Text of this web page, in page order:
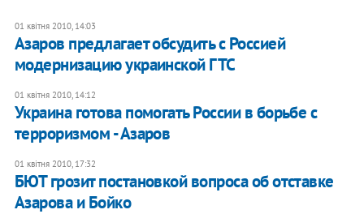
01 квітня 2010, 14:03
Азаров предлагает обсудить с Россией
модернизацию украинской ГТС
01 квітня 2010, 14:12
Украина готова помогать России в борьбе с
терроризмом - Азаров
01 квітня 2010, 17:32
БЮТ грозит постановкой вопроса об отставке
Азарова и Бойко